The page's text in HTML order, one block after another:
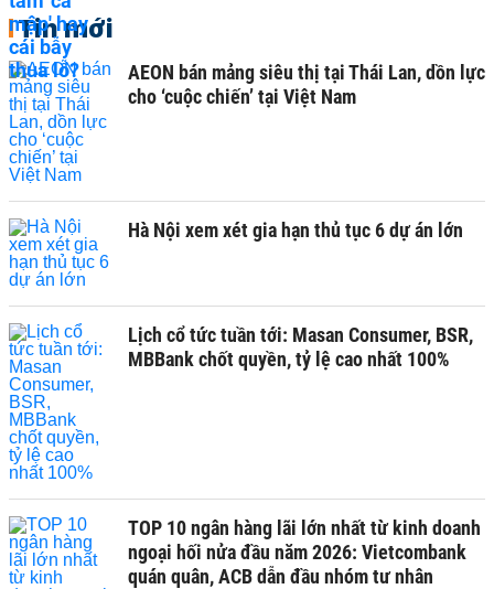
Tin mới
AEON bán mảng siêu thị tại Thái Lan, dồn lực
cho ‘cuộc chiến’ tại Việt Nam
Hà Nội xem xét gia hạn thủ tục 6 dự án lớn
Lịch cổ tức tuần tới: Masan Consumer, BSR,
MBBank chốt quyền, tỷ lệ cao nhất 100%
TOP 10 ngân hàng lãi lớn nhất từ kinh doanh
ngoại hối nửa đầu năm 2026: Vietcombank
quán quân, ACB dẫn đầu nhóm tư nhân